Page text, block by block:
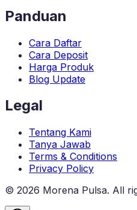
Panduan
Cara Daftar
Cara Deposit
Harga Produk
Blog Update
Legal
Tentang Kami
Tanya Jawab
Terms & Conditions
Privacy Policy
© 2026 Morena Pulsa. All